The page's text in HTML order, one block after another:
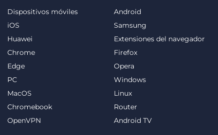
Dispositivos móviles
Android
iOS
Samsung
Huawei
Extensiones del navegador
Chrome
Firefox
Edge
Opera
PC
Windows
MacOS
Linux
Chromebook
Router
OpenVPN
Android TV